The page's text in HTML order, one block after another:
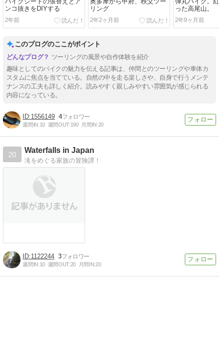
バイクシートの張替えとア
ンコ抜きをDIYする
2年前
奥多摩から甲府、秩父ツー
リング
2年2ヶ月前
弾丸ハイク。
った高尾山。
2年9ヶ月前
このブログのここがポイント
ツーリングの風景や自作体験を紹介
趣味としてのバイクの魅力を伝える記事は、仲間とのツーリングや車体カ
スタムに焦点を当てている。自然の中を走る楽しさや、自身で行うメンテ
ナンスの工夫も詳しく紹介。読みやすく親しみやすい雰囲気が感じられる
内容になっている。
1556149 4
週間IN:10 週間OUT:190 月間IN:20
20
Waterfalls in Japan
滝をめぐる家族の冒険譚！
1122244 3
週間IN:10 週間OUT:20 月間IN:20